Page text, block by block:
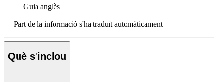
Guia anglès
Part de la informació s'ha traduït automàticament
Què s'inclou